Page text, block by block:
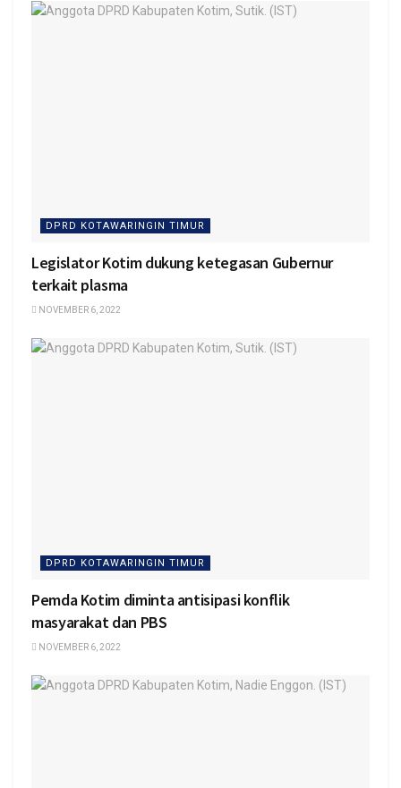
DPRD KOTAWARINGIN TIMUR
Legislator Kotim dukung ketegasan Gubernur
terkait plasma
NOVEMBER 6, 2022
DPRD KOTAWARINGIN TIMUR
Pemda Kotim diminta antisipasi konflik
masyarakat dan PBS
NOVEMBER 6, 2022